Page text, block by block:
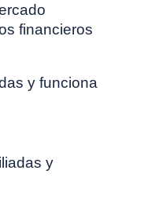
financieros
y funciona
y